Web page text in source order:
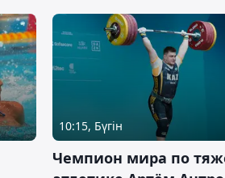
10:15, Бүгін
Чемпион мира по